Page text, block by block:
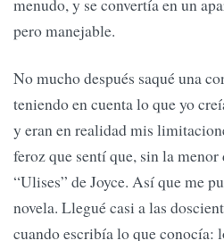
menudo, y se convertía en un
pero manejable.
No mucho después saqué una
teniendo en cuenta lo que yo
y eran en realidad mis
feroz que sentí que, sin la
“Ulises” de Joyce. Así que me
novela. Llegué casi a las
cuando escribía lo que conocía: